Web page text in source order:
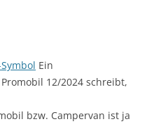
Ein
12/2024 schreibt,
bzw. Campervan ist ja